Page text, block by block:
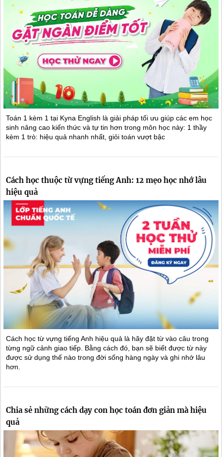
Toán 1 kèm 1 tại Kyna English là giải pháp tối ưu giúp các em học
sinh nâng cao kiến thức và tự tin hơn trong môn học này: 1 thầy
kèm 1 trò: hiệu quả nhanh nhất, giỏi toán vượt bậc
Cách học thuộc từ vựng tiếng Anh: 12 mẹo học nhớ lâu
hiệu quả
Cách học từ vựng tiếng Anh hiệu quả là hãy đặt từ vào câu trong
từng ngữ cảnh giao tiếp. Bằng cách đó, bạn sẽ biết được từ này
được sử dụng thế nào trong đời sống hàng ngày và ghi nhớ lâu
hơn.
Chia sẻ những cách dạy con học toán đơn giản mà hiệu
quả